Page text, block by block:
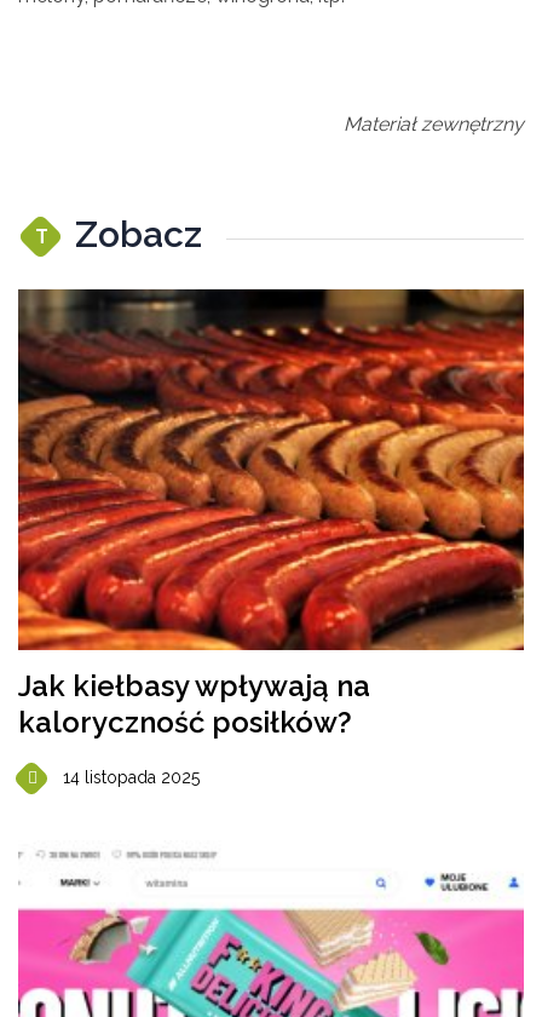
Materiał zewnętrzny
T Zobacz
Jak kiełbasy wpływają na
kaloryczność posiłków?
14 listopada 2025